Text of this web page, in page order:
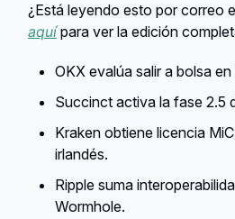
¿Está leyendo esto por correo
aquípara ver la edición
OKX evalúa salir a bolsa en
Succinct activa la fase 2.5
Kraken obtiene licencia
irlandés.
Ripple suma
Wormhole.